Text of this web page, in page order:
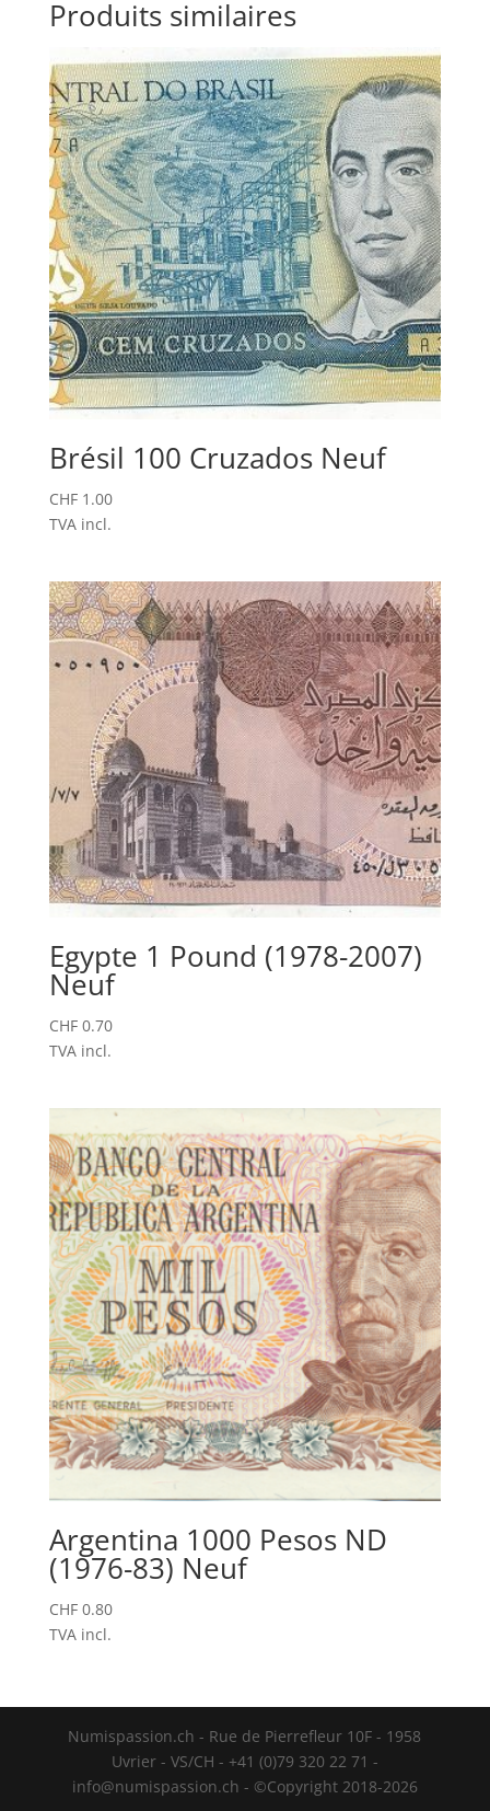
Produits similaires
Brésil 100 Cruzados Neuf
CHF1.00
TVA incl.
Egypte 1 Pound (1978-2007)
Neuf
CHF0.70
TVA incl.
Argentina 1000 Pesos ND
(1976-83) Neuf
CHF0.80
TVA incl.
Numispassion.ch - Rue de Pierrefleur 10F - 1958
Uvrier - VS/CH - +41 (0)79 320 22 71 -
info@numispassion.ch - ©Copyright 2018-2026